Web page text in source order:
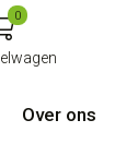
0
Over ons